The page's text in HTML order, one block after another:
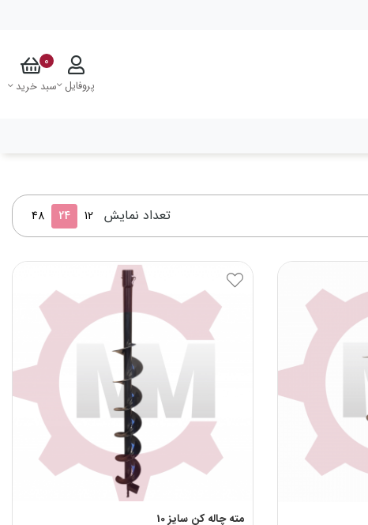
پروفایل سبد خرید
0
تعداد نمایش 12
24
48
مته چاله کن سایز 10